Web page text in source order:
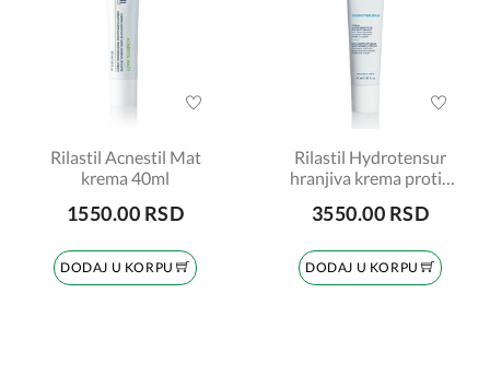
Rilastil Acnestil Mat
krema 40ml
1550.00 RSD
DODAJ U KORPU
Rilastil Hydrotensur
hranjiva krema protiv
3550.00 RSD
DODAJ U KORPU